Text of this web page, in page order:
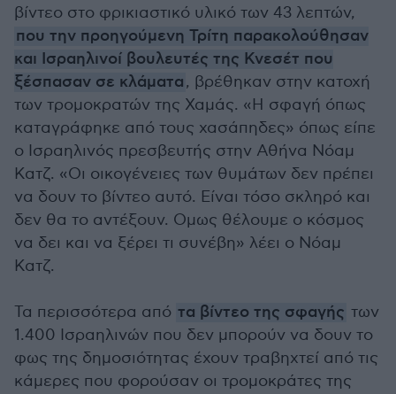
βίντεο στο φρικιαστικό υλικό των 43 λεπτών,
που την προηγούμενη Τρίτη παρακολούθησαν
και Ισραηλινοί βουλευτές της Κνεσέτ που
ξέσπασαν σε κλάματα, βρέθηκαν στην κατοχή
των τρομοκρατών της Χαμάς. «Η σφαγή όπως
καταγράφηκε από τους χασάπηδες» όπως είπε
ο Ισραηλινός πρεσβευτής στην Αθήνα Νόαμ
Κατζ. «Οι οικογένειες των θυμάτων δεν πρέπει
να δουν το βίντεο αυτό. Είναι τόσο σκληρό και
δεν θα το αντέξουν. Ομως θέλουμε ο κόσμος
να δει και να ξέρει τι συνέβη» λέει ο Νόαμ
Κατζ.
Τα περισσότερα από τα βίντεο της σφαγής των
1.400 Ισραηλινών που δεν μπορούν να δουν το
φως της δημοσιότητας έχουν τραβηχτεί από τις
κάμερες που φορούσαν οι τρομοκράτες της